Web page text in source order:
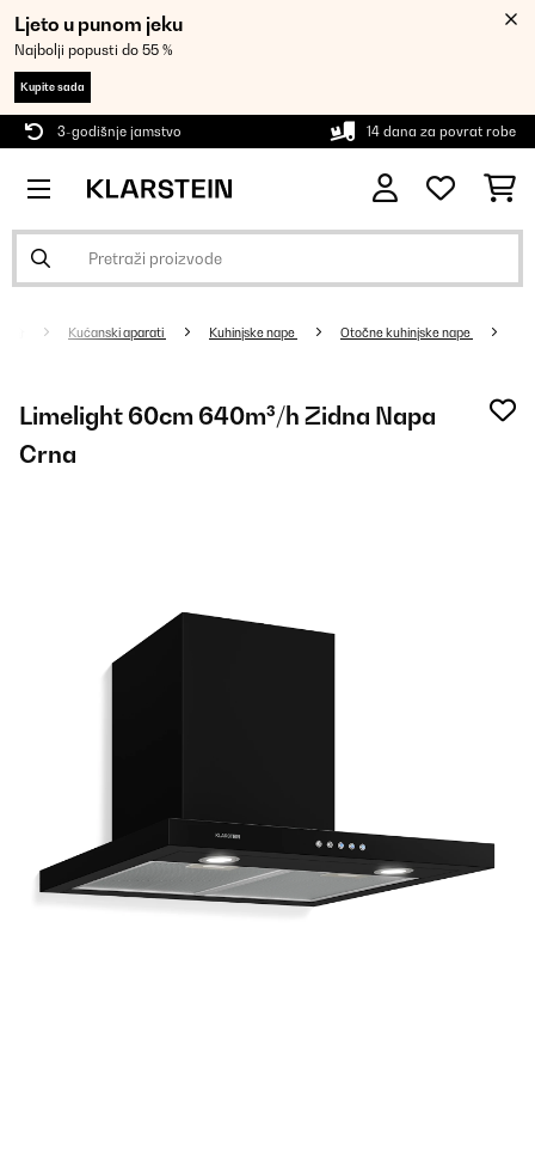
Ljeto u punom jeku
Najbolji popusti do 55 %
Kupite sada
3-godišnje jamstvo 14 dana za povrat robe
Kućanski aparati Kuhinjske nape Otočne kuhinjske nape
Limelight 60cm 640m³/h Zidna Napa
Crna